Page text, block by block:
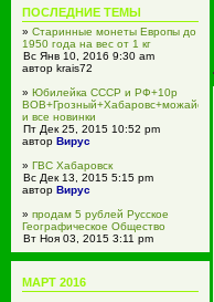
ПОСЛЕДНИЕ ТЕМЫ
» Старинные монеты Европы до
1950 года на вес от 1 кг
Вс Янв 10, 2016 9:30 am
автор krais72
» Юбилейка СССР и РФ+10р
ВОВ+Грозный+Хабаровс+можайск
и все новинки
Пт Дек 25, 2015 10:52 pm
автор Вирус
» ГВС Хабаровск
Вс Дек 13, 2015 5:15 pm
автор Вирус
» продам 5 рублей Русское
Географическое Общество
Вт Ноя 03, 2015 3:11 pm
авторВирус
Пн Ноя 02, 2015 1:21 pm
МАРТ 2016